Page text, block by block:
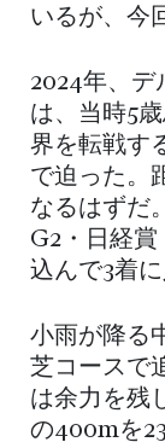
いるが、今
2024年、デ
は、当時5
界を転戦す
で迫った。
なるはずだ
G2・日経
込んで3着に
小雨が降る
芝コースで
は余力を残
の400mを